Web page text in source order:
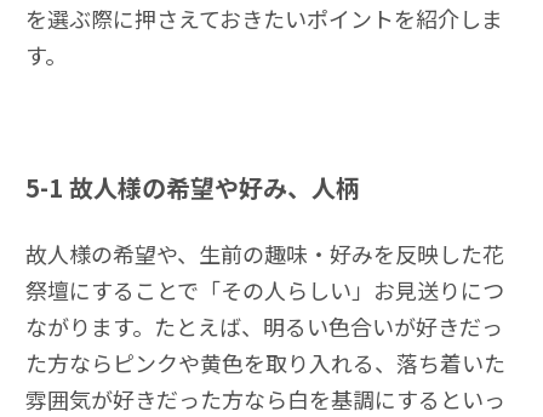
を選ぶ際に押さえておきたいポイントを紹介しま
す。
5-1 故人様の希望や好み、人柄
故人様の希望や、生前の趣味・好みを反映した花
祭壇にすることで「その人らしい」お見送りにつ
ながります。たとえば、明るい色合いが好きだっ
た方ならピンクや黄色を取り入れる、落ち着いた
雰囲気が好きだった方なら白を基調にするといっ